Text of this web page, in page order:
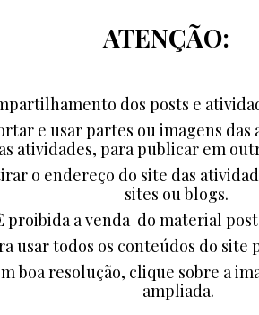
ATENÇÃO:
dos posts e
e usar partes ou imagens das
atividades, para publicar em
o endereço do site das
sites ou blogs.
proibida a venda do material
usar todos os conteúdos do site
boa resolução, clique sobre a
ampliada.